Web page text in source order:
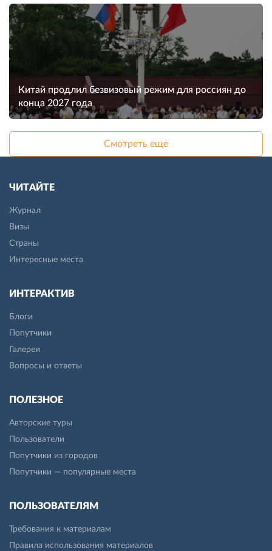
Китай продлил безвизовый режим для россиян до
конца 2027 года
Смотреть еще
ЧИТАЙТЕ
Журнал
Визы
Страны
Интересные места
ИНТЕРАКТИВ
Блоги
Попутчики
Галереи
Вопросы и ответы
ПОЛЕЗНОЕ
Авторские туры
Пользователи
Попутчики из городов
Попутчики — популярные места
ПОЛЬЗОВАТЕЛЯМ
Требования к материалам
Правила использования материалов